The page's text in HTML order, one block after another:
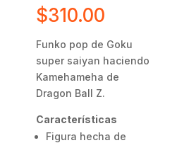
$310.00
Funko pop de Goku
super saiyan haciendo
Kamehameha de
Dragon Ball Z.
Características
Figura hecha de